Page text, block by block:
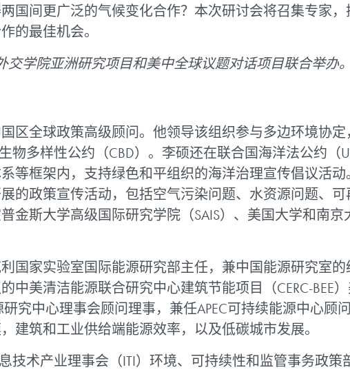
国间更广泛的气候变化合作？本次研讨会将召集专家
的最佳机会。
交学院亚洲研究项目和美中全球议题对话项目联合举办。
区全球政策高级顾问。他领导该组织参与多边环境协
物多样性公约（CBD）。李硕还在联合国海洋法公约（
等框架内，支持绿色和平组织的海洋治理宣传倡议活
的政策宣传活动，包括空气污染问题、水资源问题、
金斯大学高级国际研究学院（SAIS）、美国大学和南
国家实验室国际能源研究部主任，兼中国能源研究室
中美清洁能源联合研究中心建筑节能项目（CERC-BEE
研究中心理事会顾问理事，兼任APEC可持续能源中心顾
建筑和工业供给端能源效率，以及低碳城市发展。
技术产业理事会（ITI）环境、可持续性和监管事务政策